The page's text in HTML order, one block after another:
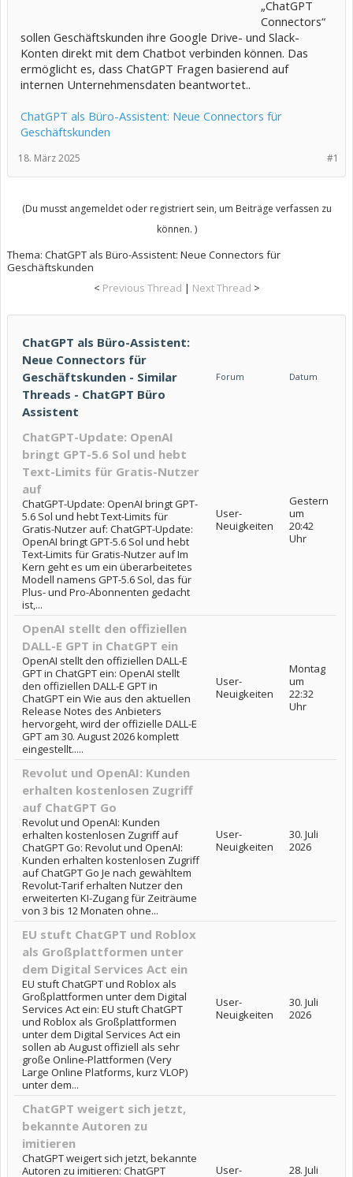
„ChatGPT
Connectors“
sollen Geschäftskunden ihre Google Drive- und Slack-
Konten direkt mit dem Chatbot verbinden können. Das
ermöglicht es, dass ChatGPT Fragen basierend auf
internen Unternehmensdaten beantwortet..
ChatGPT als Büro-Assistent: Neue Connectors für
Geschäftskunden
#1
18. März 2025
(Du musst angemeldet oder registriert sein, um Beiträge verfassen zu
können. )
Thema: ChatGPT als Büro-Assistent: Neue Connectors für
Geschäftskunden
< Previous Thread | Next Thread >
ChatGPT als Büro-Assistent:
Neue Connectors für
Geschäftskunden - Similar
Threads - ChatGPT Büro
Assistent
Forum Datum
ChatGPT-Update: OpenAI
bringt GPT-5.6 Sol und hebt
Text-Limits für Gratis-Nutzer
auf
ChatGPT-Update: OpenAI bringt GPT-
5.6 Sol und hebt Text-Limits für
Gratis-Nutzer auf: ChatGPT-Update:
OpenAI bringt GPT-5.6 Sol und hebt
Text-Limits für Gratis-Nutzer auf Im
Kern geht es um ein überarbeitetes
Modell namens GPT-5.6 Sol, das für
Plus- und Pro-Abonnenten gedacht
ist,...
User-
Neuigkeiten
Gestern
um
20:42
Uhr
OpenAI stellt den offiziellen
DALL-E GPT in ChatGPT ein
OpenAI stellt den offiziellen DALL-E
GPT in ChatGPT ein: OpenAI stellt
den offiziellen DALL-E GPT in
ChatGPT ein Wie aus den aktuellen
Release Notes des Anbieters
hervorgeht, wird der offizielle DALL-E
GPT am 30. August 2026 komplett
eingestellt.....
User-
Neuigkeiten
Montag
um
22:32
Uhr
Revolut und OpenAI: Kunden
erhalten kostenlosen Zugriff
auf ChatGPT Go
Revolut und OpenAI: Kunden
erhalten kostenlosen Zugriff auf
ChatGPT Go: Revolut und OpenAI:
Kunden erhalten kostenlosen Zugriff
auf ChatGPT Go Je nach gewähltem
Revolut-Tarif erhalten Nutzer den
erweiterten KI-Zugang für Zeiträume
von 3 bis 12 Monaten ohne...
User-
Neuigkeiten
30. Juli
2026
EU stuft ChatGPT und Roblox
als Großplattformen unter
dem Digital Services Act ein
EU stuft ChatGPT und Roblox als
Großplattformen unter dem Digital
Services Act ein: EU stuft ChatGPT
und Roblox als Großplattformen
unter dem Digital Services Act ein
sollen ab August offiziell als sehr
große Online-Plattformen (Very
Large Online Platforms, kurz VLOP)
unter dem...
User-
Neuigkeiten
30. Juli
2026
ChatGPT weigert sich jetzt,
bekannte Autoren zu
imitieren
ChatGPT weigert sich jetzt, bekannte
Autoren zu imitieren: ChatGPT
User-
28. Juli